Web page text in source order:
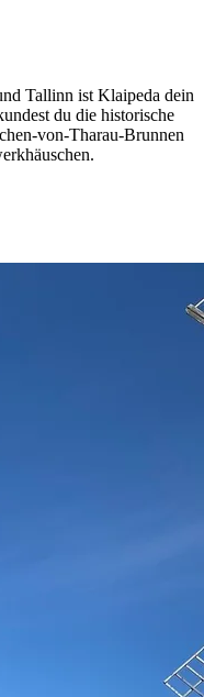
Tallinn ist Klaipeda dein
du die historische
von-Tharau-Brunnen